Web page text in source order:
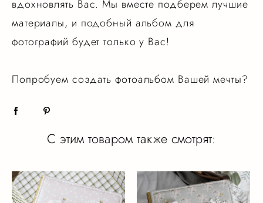
вдохновлять Вас. Мы вместе подберем лучшие
материалы, и подобный альбом для
фотографий будет только у Вас!
Попробуем создать фотоальбом Вашей мечты?
С этим товаром также смотрят: